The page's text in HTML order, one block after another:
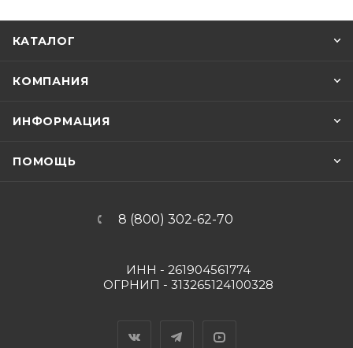
КАТАЛОГ
КОМПАНИЯ
ИНФОРМАЦИЯ
ПОМОЩЬ
8 (800) 302-62-70
ИНН - 261904561774
ОГРНИП - 313265124100328